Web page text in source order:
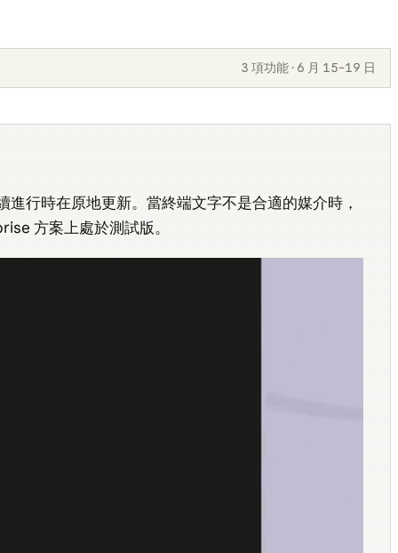
3 項功能 · 6 月 15–19 日
行時在原地更新。當終端文字不是合適的媒介時，
方案上處於測試版。